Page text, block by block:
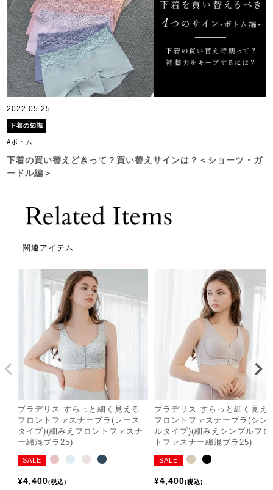
2022.05.25
下着の知識
#ボトム
下着の買い替えどきって？買い替えサインは？＜ショーツ・ガ
ードル編＞
関連アイテム
ブラデリス すらっと細く見える
フロントファスナーブラ(レース
タイプ)(細みえフロントファスナ
ー綿混ブラ25)
SALE
¥4,400 税込
ブラデリス すらっと細く見え
フロントファスナーブラ(シン
ルタイプ)(細みえシンプルフロ
トファスナー綿混ブラ25)
SALE
¥4,400 税込